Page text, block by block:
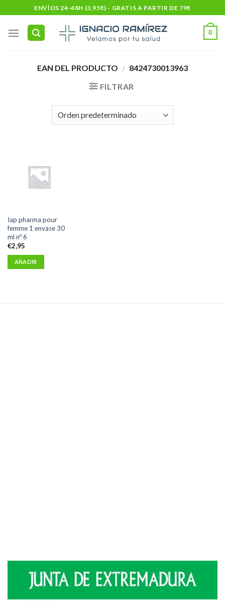
to
content
ENVÍOS 24-48H (3,95€) - GRATIS A PARTIR DE 79€
0
EAN DEL PRODUCTO / 8424730013963
FILTRAR
Iap pharma pour
femme 1 envase 30
ml nº 6
€2,95
AÑADIR